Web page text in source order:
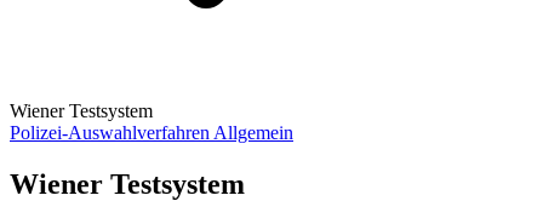
Wiener Testsystem
Polizei-Auswahlverfahren Allgemein
Wiener Testsystem